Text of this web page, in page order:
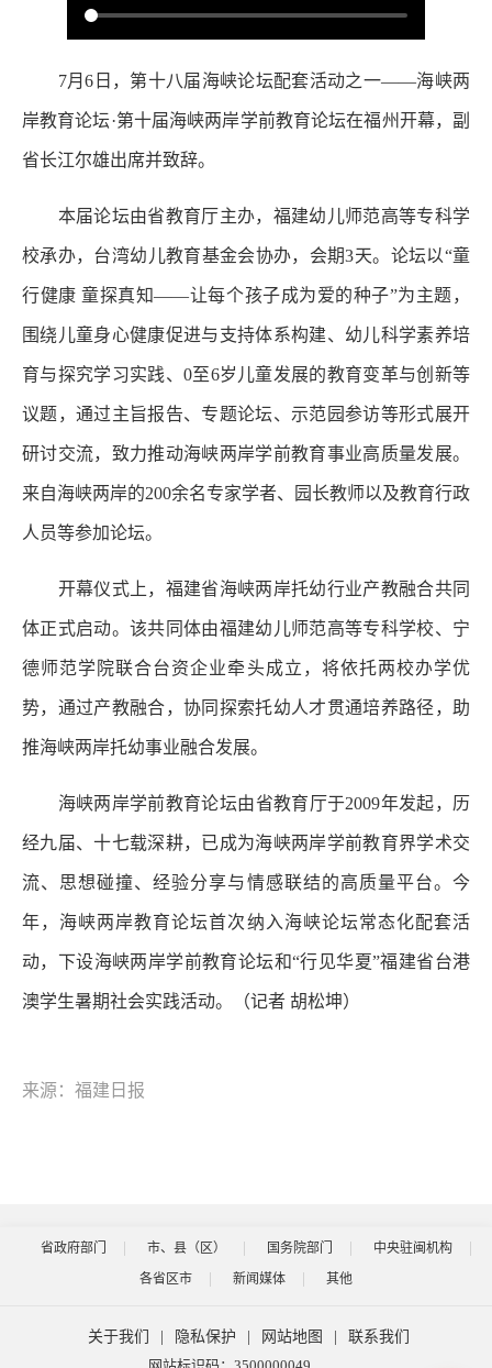
7月6日，第十八届海峡论坛配套活动之一——海峡两
岸教育论坛·第十届海峡两岸学前教育论坛在福州开幕，副
省长江尔雄出席并致辞。
本届论坛由省教育厅主办，福建幼儿师范高等专科学
校承办，台湾幼儿教育基金会协办，会期3天。论坛以“童
行健康 童探真知——让每个孩子成为爱的种子”为主题，
围绕儿童身心健康促进与支持体系构建、幼儿科学素养培
育与探究学习实践、0至6岁儿童发展的教育变革与创新等
议题，通过主旨报告、专题论坛、示范园参访等形式展开
研讨交流，致力推动海峡两岸学前教育事业高质量发展。
来自海峡两岸的200余名专家学者、园长教师以及教育行政
人员等参加论坛。
开幕仪式上，福建省海峡两岸托幼行业产教融合共同
体正式启动。该共同体由福建幼儿师范高等专科学校、宁
德师范学院联合台资企业牵头成立，将依托两校办学优
势，通过产教融合，协同探索托幼人才贯通培养路径，助
推海峡两岸托幼事业融合发展。
海峡两岸学前教育论坛由省教育厅于2009年发起，历
经九届、十七载深耕，已成为海峡两岸学前教育界学术交
流、思想碰撞、经验分享与情感联结的高质量平台。今
年，海峡两岸教育论坛首次纳入海峡论坛常态化配套活
动，下设海峡两岸学前教育论坛和“行见华夏”福建省台港
澳学生暑期社会实践活动。 （记者 胡松坤）
来源：福建日报
省政府部门 市、县（区） 国务院部门
中央驻闽机构
各省区市
新闻媒体 其他
关于我们 隐私保护 网站地图
联系我们